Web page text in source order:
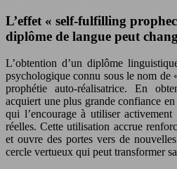
L’effet « self-fulfilling
diplôme de langue peut
L’obtention d’un diplôme
psychologique connu sous le nom
prophétie auto-réalisatrice. En
acquiert une plus grande confiance
qui l’encourage à utiliser
réelles. Cette utilisation accrue
et ouvre des portes vers de
cercle vertueux qui peut transformer